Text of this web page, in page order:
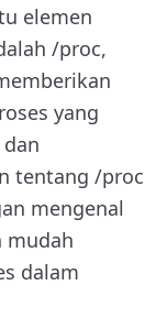
elemen
/proc,
yang
tentang /proc
mengenal
mudah
dalam